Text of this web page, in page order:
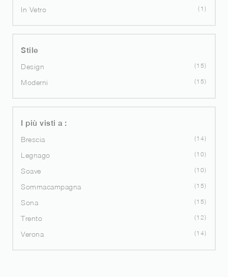
In Vetro 1
Stile
Design
15
Moderni 15
I più visti a :
Brescia
14
Legnago 10
Soave 10
Sommacampagna 15
Sona 15
Trento 12
Verona 14